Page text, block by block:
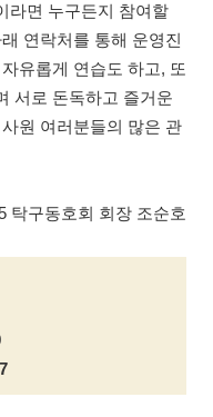
라면 누구든지 참여할
연락처를 통해 운영진
유롭게 연습도 하고, 또
서로 돈독하고 즐거운
원 여러분들의 많은 관
탁구동호회 회장 조순호